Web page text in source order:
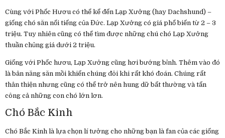
Cùng với Phốc Hươu có thể kể đến Lạp Xưởng (hay Dachshund) –
giống chó săn nổi tiếng của Đức. Lạp Xưởng có giá phổ biến từ 2 – 3
triệu. Tuy nhiên cũng có thể tìm được những chú chó Lạp Xưởng
thuần chủng giá dưới 2 triệu.
Giống với Phốc hươu, Lạp Xưởng cũng hơi bướng bỉnh. Thêm vào đó
là bản năng săn mồi khiến chúng đôi khi rất khó đoán. Chúng rất
thân thiện nhưng cũng có thể trở nên hung dữ bất thường và tấn
công cả những con chó lớn lơn.
Chó Bắc Kinh
Chó Bắc Kinh là lựa chọn lí tưởng cho những bạn là fan của các giống